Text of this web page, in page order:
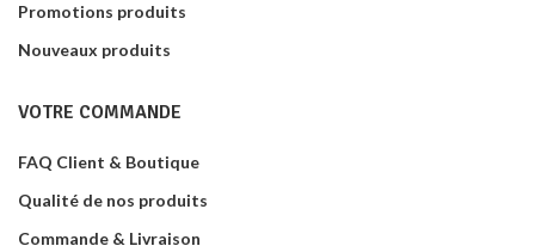
Promotions produits
Nouveaux produits
VOTRE COMMANDE
FAQ Client & Boutique
Qualité de nos produits
Commande & Livraison